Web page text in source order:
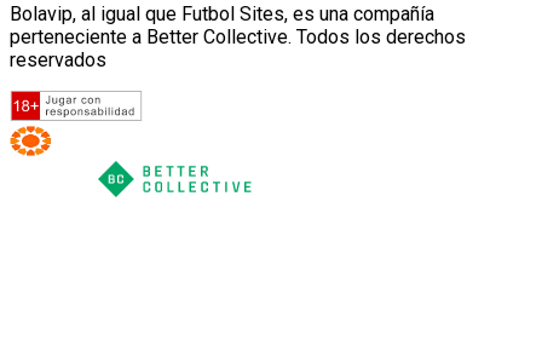
Bolavip, al igual que Futbol Sites, es una compañía
perteneciente a Better Collective. Todos los derechos
reservados